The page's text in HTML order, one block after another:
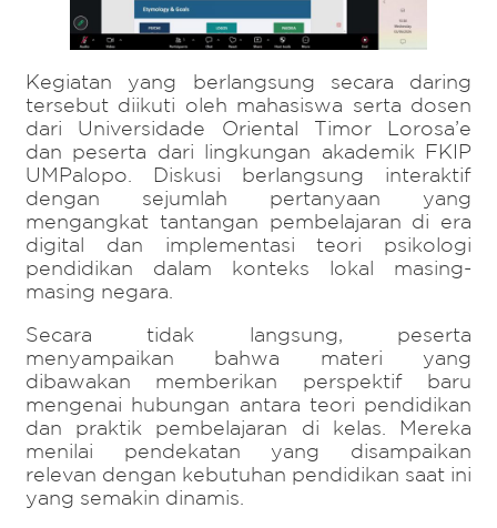
Kegiatan yang berlangsung secara daring
tersebut diikuti oleh mahasiswa serta dosen
dari Universidade Oriental Timor Lorosa’e
dan peserta dari lingkungan akademik FKIP
UMPalopo. Diskusi berlangsung interaktif
dengan sejumlah pertanyaan yang
mengangkat tantangan pembelajaran di era
digital dan implementasi teori psikologi
pendidikan dalam konteks lokal masing-
masing negara.
Secara tidak langsung, peserta
menyampaikan bahwa materi yang
dibawakan memberikan perspektif baru
mengenai hubungan antara teori pendidikan
dan praktik pembelajaran di kelas. Mereka
menilai pendekatan yang disampaikan
relevan dengan kebutuhan pendidikan saat ini
yang semakin dinamis.